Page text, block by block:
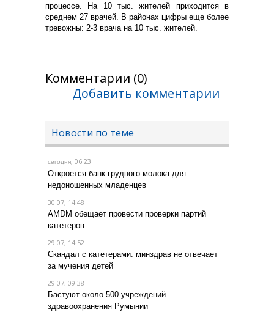
процессе. На 10 тыс. жителей приходится в
среднем 27 врачей. В районах цифры еще более
тревожны: 2-3 врача на 10 тыс. жителей.
Комментарии (0)
Добавить комментарии
Новости по теме
сегодня, 06:23
Откроется банк грудного молока для
недоношенных младенцев
30.07, 14:48
AMDM обещает провести проверки партий
катетеров
29.07, 14:52
Скандал с катетерами: минздрав не отвечает
за мучения детей
29.07, 09:38
Бастуют около 500 учреждений
здравоохранения Румынии